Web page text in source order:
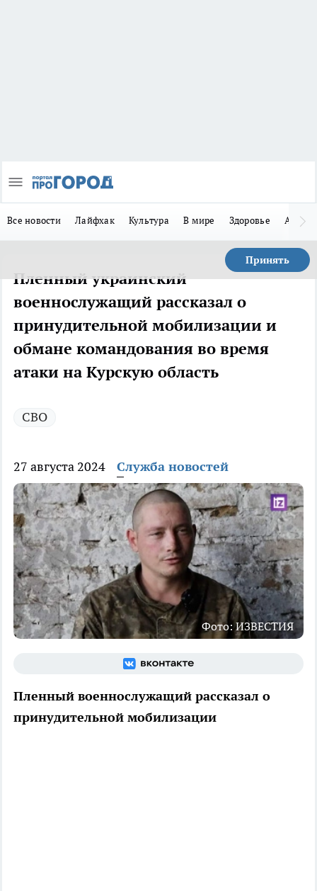
Все новости Лайфхак Культура В мире Здоровье Авто
Принять
Пленный украинский
военнослужащий рассказал о
принудительной мобилизации и
обмане командования во время
атаки на Курскую область
СВО
27 августа 2024 Служба новостей
Фото: ИЗВЕСТИЯ
Пленный военнослужащий рассказал о
принудительной мобилизации